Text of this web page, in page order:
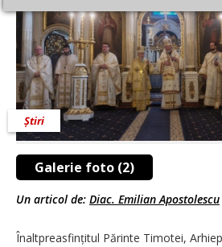
Galerie foto (2)
Știri
Un articol de: Diac. Emilian Apostolescu
Înaltpreasfințitul Părinte Timotei,